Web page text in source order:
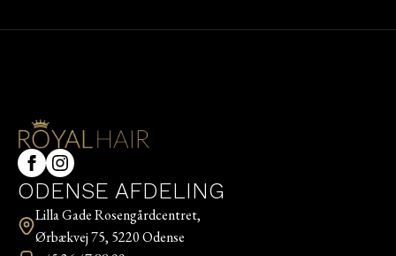
ODENSE AFDELING
Lilla Gade Rosengårdcentret,
Ørbækvej 75, 5220 Odense